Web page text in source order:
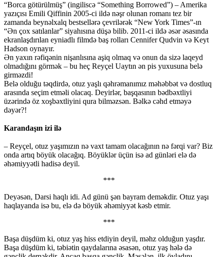
“Borca götürülmüş” (ingiliscə “Something Borrowed”) – Amerika
yazıçısı Emili Qiffinin 2005-ci ildə nəşr olunan romanı tez bir
zamanda beynəlxalq bestsellərə çevrilərək “New York Times”-ın
“Ən çox satılanlar” siyahısına düşə bilib. 2011-ci ildə əsər əsasında
ekranlaşdırılan eyniadlı filmdə baş rolları Cennifer Qudvin və Keyt
Hadson oynayır.
Ən yaxın rəfiqənin nişanlısına aşiq olmaq və onun da sizə laqeyd
olmadığını görmək – bu heç Reyçel Uaytın ən pis yuxusuna belə
girməzdi!
Belə olduğu təqdirdə, otuz yaşlı qəhrəmanımız məhəbbət və dostluq
arasında seçim etməli olacaq. Deyirlər, başqasının bədbəxtliyi
üzərində öz xoşbəxtliyini qura bilməzsən. Bəlkə cəhd etməyə
dəyər?!
Karandaşın izi ilə
– Reyçel, otuz yaşımızın nə vaxt tamam olacağının nə fərqi var? Biz
onda artıq böyük olacağıq. Böyüklər üçün isə ad günləri elə də
əhəmiyyətli hadisə deyil.
***
Deyəsən, Darsi haqlı idi. Ad günü şən bayram deməkdir. Otuz yaşı
haqlayanda isə bu, elə də böyük əhəmiyyət kəsb etmir.
***
Başa düşdüm ki, otuz yaş hiss etdiyin deyil, məhz olduğun yaşdır.
Başa düşdüm ki, təbiətin qaydalarına əsasən, otuz yaş hələ də